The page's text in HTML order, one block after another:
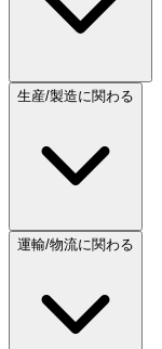
生産/製造に関わる
運輸/物流に関わる